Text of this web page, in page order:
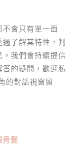
會只有單一面
了解其特性，判
我們會持續提供
的疑問，歡迎私
的對話視窗留
秀髮